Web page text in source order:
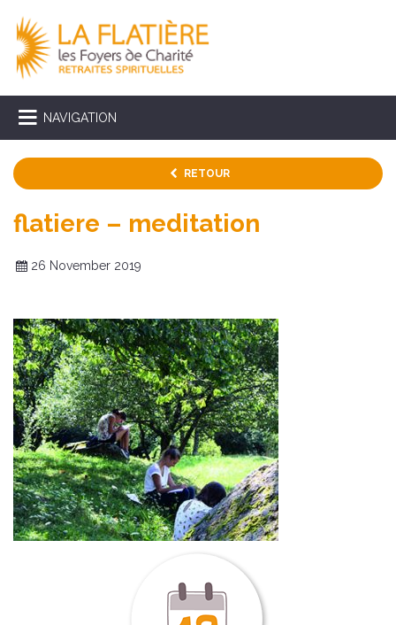
NAVIGATION
RETOUR
flatiere – meditation
26 November 2019